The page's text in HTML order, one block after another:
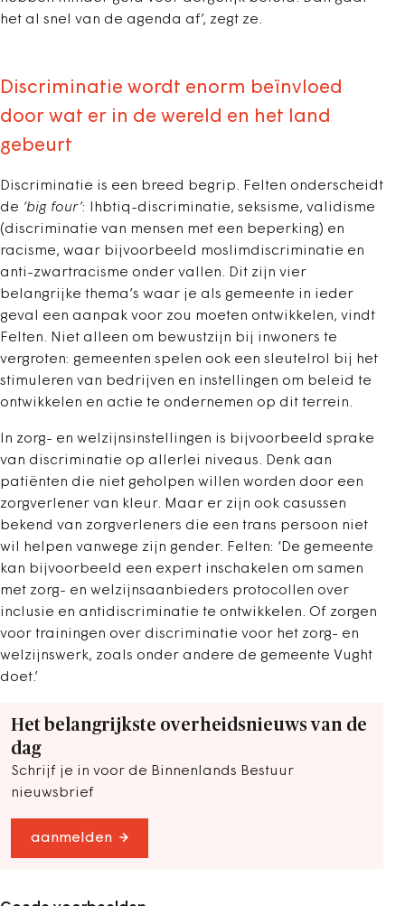
het al snel van de agenda af’, zegt ze.
Discriminatie wordt enorm beïnvloed
door wat er in de wereld en het land
gebeurt
Discriminatie is een breed begrip. Felten onderscheidt
de ‘big four’: lhbtiq-discriminatie, seksisme, validisme
(discriminatie van mensen met een beperking) en
racisme, waar bijvoorbeeld moslimdiscriminatie en
anti-zwartracisme onder vallen. Dit zijn vier
belangrijke thema’s waar je als gemeente in ieder
geval een aanpak voor zou moeten ontwikkelen, vindt
Felten. Niet alleen om bewustzijn bij inwoners te
vergroten: gemeenten spelen ook een sleutelrol bij het
stimuleren van bedrijven en instellingen om beleid te
ontwikkelen en actie te ondernemen op dit terrein.
In zorg- en welzijnsinstellingen is bijvoorbeeld sprake
van discriminatie op allerlei niveaus. Denk aan
patiënten die niet geholpen willen worden door een
zorgverlener van kleur. Maar er zijn ook casussen
bekend van zorgverleners die een trans persoon niet
wil helpen vanwege zijn gender. Felten: ‘De gemeente
kan bijvoorbeeld een expert inschakelen om samen
met zorg- en welzijnsaanbieders protocollen over
inclusie en antidiscriminatie te ontwikkelen. Of zorgen
voor trainingen over discriminatie voor het zorg- en
welzijnswerk, zoals onder andere de gemeente Vught
doet.’
Het belangrijkste overheidsnieuws van de
dag
Schrijf je in voor de Binnenlands Bestuur
nieuwsbrief
aanmelden